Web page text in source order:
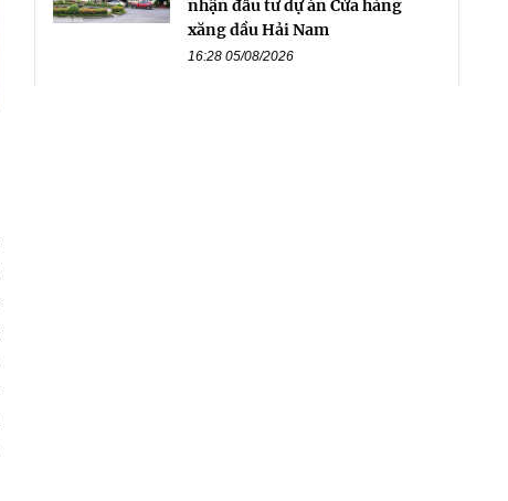
nhận đầu tư dự án Cửa hàng
xăng dầu Hải Nam
16:28 05/08/2026